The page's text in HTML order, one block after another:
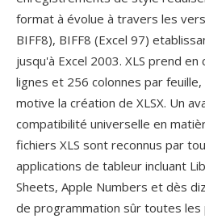
format à évolue à travers les
BIFF8), BIFF8 (Excel 97)
jusqu'à Excel 2003. XLS prend
lignes et 256 colonnes par
motive la création de XLSX. Un
compatibilité universelle en
fichiers XLS sont reconnus par
applications de tableur incluant
Sheets, Apple Numbers et dès
de programmation sûr toutes